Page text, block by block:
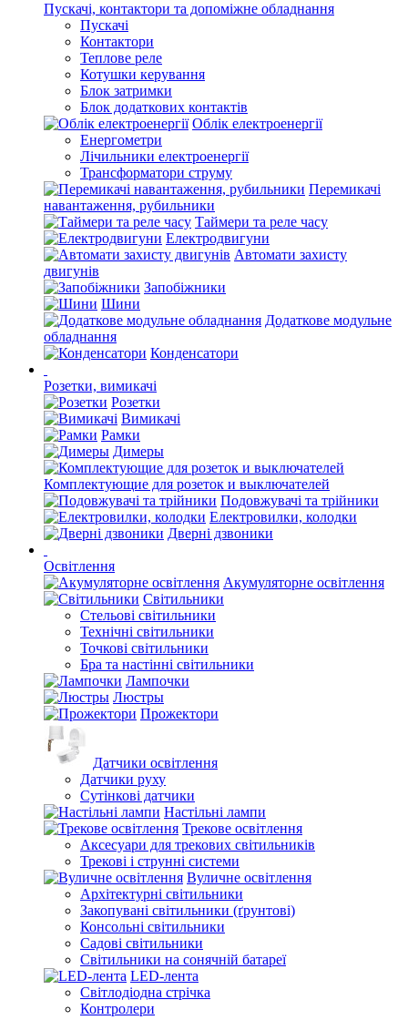
Пускачі, контактори та допоміжне обладнання
Пускачі
Контактори
Теплове реле
Котушки керування
Блок затримки
Блок додаткових контактів
Облік електроенергії
Енергометри
Лічильники електроенергії
Трансформатори струму
Перемикачі
навантаження, рубильники
Таймери та реле часу
Електродвигуни
Автомати захисту
двигунів
Запобіжники
Шини
Додаткове модульне
обладнання
Конденсатори
Розетки, вимикачі
Розетки
Вимикачі
Рамки
Димеры
Комплектующие для розеток и выключателей
Подовжувачі та трійники
Електровилки, колодки
Дверні дзвоники
Освітлення
Акумуляторне освітлення
Світильники
Стельові світильники
Технічні світильники
Точкові світильники
Бра та настінні світильники
Лампочки
Люстры
Прожектори
Датчики освітлення
Датчики руху
Сутінкові датчики
Настільні лампи
Трекове освітлення
Аксесуари для трекових світильників
Трекові і струнні системи
Вуличне освітлення
Архітектурні світильники
Закопувані світильники (ґрунтові)
Консольні світильники
Садові світильники
Світильники на сонячній батареї
LED-лента
Світлодіодна стрічка
Контролери